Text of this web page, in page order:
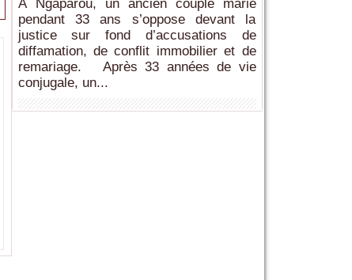
À Ngaparou, un ancien couple marié
pendant 33 ans s’oppose devant la
justice sur fond d’accusations de
diffamation, de conflit immobilier et de
remariage. Après 33 années de vie
conjugale, un...